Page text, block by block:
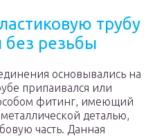
трубу
без резьбы
основывались на
припаивался или
фитинг, имеющий
деталью,
часть. Данная